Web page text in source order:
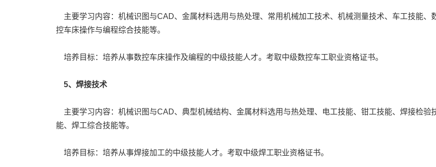
主要学习内容：机械识图与CAD、金属材料选用与热处理、常用机械加工技术、机械测量技术、车工技能、
控车床操作与编程综合技能等。
培养目标：培养从事数控车床操作及编程的中级技能人才。考取中级数控车工职业资格证书。
5、焊接技术
主要学习内容：机械识图与CAD、典型机械结构、金属材料选用与热处理、电工技能、钳工技能、焊接检验
能、焊工综合技能等。
培养目标：培养从事焊接加工的中级技能人才。考取中级焊工职业资格证书。